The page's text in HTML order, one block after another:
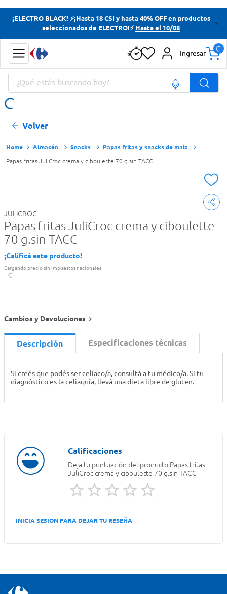
¡ELECTRO BLACK! ⚡¡Hasta 18 CSI y hasta 40% OFF en productos
seleccionados de ELECTRO!⚡ Hasta el 10/08
Ingresar
¿Qué estás buscando hoy?
Volver
Almacén Snacks Papas fritas y snacks de maíz
Papas fritas JuliCroc crema y ciboulette 70 g.sin TACC
JULICROC
Papas fritas JuliCroc crema y ciboulette
70 g.sin TACC
¡Calificá este producto!
Cargando precio sin impuestos nacionales
Cambios y Devoluciones
Descripción Especificaciones técnicas
Si creés que podés ser celíaco/a, consultá a tu médico/a. Si tu
diagnóstico es la celiaquía, llevá una dieta libre de gluten.
Deja tu puntuación del producto Papas fritas
JuliCroc crema y ciboulette 70 g.sin TACC
INICIA SESION PARA DEJAR TU RESEÑA
Términos más buscados
Yerba
Cerveza
Doves
Términos más buscados
Cerveza
Doves
Papas Fritas